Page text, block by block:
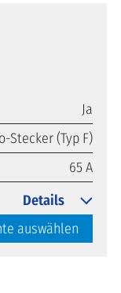
Ja
Stecker (Typ F)
65 A
auswählen
Details